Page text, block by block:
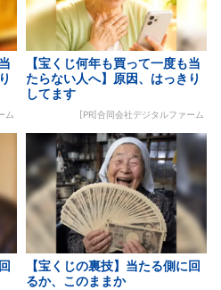
ム
【宝くじ何年も買って一度も当
たらない人へ】原因、はっきり
してます
[PR]合同会社デジタルファーム
【宝くじの裏技】当たる側に回
るか、このままか